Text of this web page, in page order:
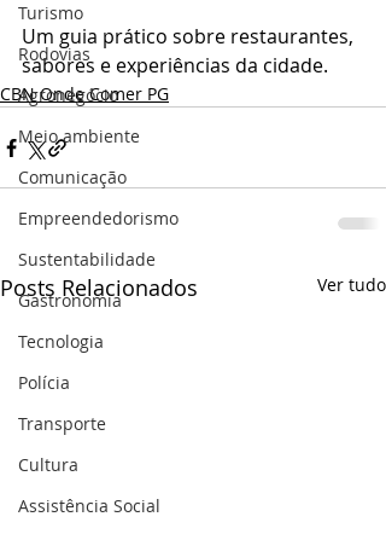
Turismo
Rodovias
Agronegócio
Meio ambiente
Comunicação
Empreendedorismo
Sustentabilidade
Gastronomia
Tecnologia
Polícia
Transporte
Cultura
Assistência Social
Um guia prático sobre restaurantes,
sabores e experiências da cidade.
CBN Onde Comer PG
Posts Relacionados Ver tudo